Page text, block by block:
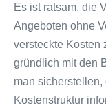
Es ist ratsam, die
Angeboten ohne
versteckte Kosten
gründlich mit den
man
Kostenstruktur